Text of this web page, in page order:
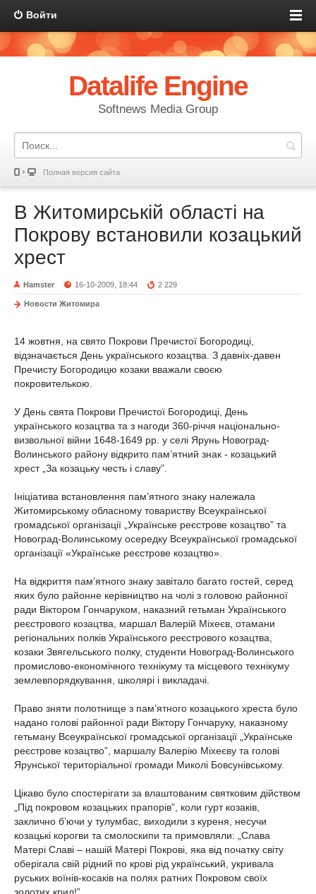
Войти
Datalife Engine
Softnews Media Group
Полная версия сайта
В Житомирській області на
Покрову встановили козацький
хрест
Hamster 16-10-2009, 18:44 2 229
Новости Житомира
14 жовтня, на свято Покрови Пречистої Богородиці,
відзначається День українського козацтва. З давніх-давен
Пречисту Богородицю козаки вважали своєю
покровителькою.
У День свята Покрови Пречистої Богородиці, День
українського козацтва та з нагоди 360-річчя національно-
визвольної війни 1648-1649 рр. у селі Ярунь Новоград-
Волинського району відкрито пам’ятний знак - козацький
хрест „За козацьку честь і славу”.
Ініціатива встановлення пам’ятного знаку належала
Житомирському обласному товариству Всеукраїнської
громадської організації „Українське реєстрове козацтво” та
Новоград-Волинському осередку Всеукраїнської громадської
організації «Українське реєстрове козацтво».
На відкриття пам’ятного знаку завітало багато гостей, серед
яких було районне керівництво на чолі з головою районної
ради Віктором Гончаруком, наказний гетьман Українського
реєстрового козацтва, маршал Валерій Міхеєв, отамани
регіональних полків Українського реєстрового козацтва,
козаки Звягельського полку, студенти Новоград-Волинського
промислово-економічного технікуму та місцевого технікуму
землевпорядкування, школярі і викладачі.
Право зняти полотнище з пам’ятного козацького хреста було
надано голові районної ради Віктору Гончаруку, наказному
гетьману Всеукраїнської громадської організації „Українське
реєстрове козацтво”, маршалу Валерію Міхеєву та голові
Ярунської територіальної громади Миколі Бовсунівському.
Цікаво було спостерігати за влаштованим святковим дійством
„Під покровом козацьких прапорів”, коли гурт козаків,
заклично б’ючи у тулумбас, виходили з куреня, несучи
козацькі корогви та смолоскипи та примовляли: „Слава
Матері Славі – нашій Матері Покрові, яка від початку світу
оберігала свій рідний по крові рід український, укривала
руських воїнів-косаків на полях ратних Покровом своїх